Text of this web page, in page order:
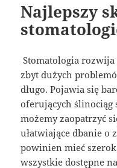
Najlepszy
Stomatologia rozwija
zbyt dużych
długo. Pojawia się
oferujących ślinociąg
możemy zaopatrzyć
ułatwiające dbanie o
powinien mieć
wszystkie dostępne